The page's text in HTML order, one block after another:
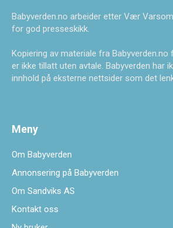
Babyverden.no arbeider etter Vær
for god presseskikk.
Kopiering av materiale fra
er ikke tillatt uten avtale. Babyverden har
innhold på eksterne nettsider som det
Meny
Om Babyverden
Annonsering på Babyverden
Om Sandviks AS
Kontakt oss